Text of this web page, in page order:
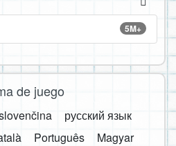
5M+
de juego
русский язык
Português
Magyar